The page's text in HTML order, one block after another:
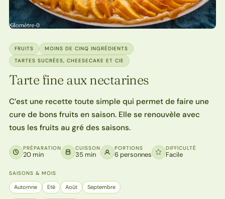
FRUITS
MOINS DE CINQ INGRÉDIENTS
TARTES SUCRÉES, CHEESECAKE ET CIE
Tarte fine aux nectarines
C’est une recette toute simple qui permet de faire une
cure de bons fruits en saison. Elle se renouvèle avec
tous les fruits au gré des saisons.
PRÉPARATION
20 min
CUISSON
35 min
PORTIONS
6 personnes
DIFFICULTÉ
Facile
SAISONS & MOIS
Automne Eté Août Septembre